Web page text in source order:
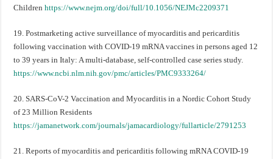
Childrenhttps://www.nejm.org/doi/full/10.1056/NEJMc2209371
19. Postmarketing active surveillance of myocarditis and pericarditis
following vaccination with COVID-19 mRNA vaccines in persons aged 12
to 39 years in Italy: A multi-database, self-controlled case series study.
https://www.ncbi.nlm.nih.gov/pmc/articles/PMC9333264/
20. SARS-CoV-2 Vaccination and Myocarditis in a Nordic Cohort Study
of 23 Million Residents
https://jamanetwork.com/journals/jamacardiology/fullarticle/2791253
21. Reports of myocarditis and pericarditis following mRNA COVID-19